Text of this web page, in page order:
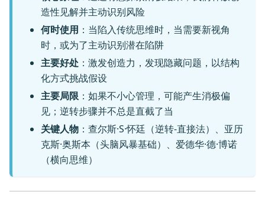
造性见解并主动识别风险
何时使用 ：当陷入传统思维时，当需要新视角
时，或为了主动识别潜在陷阱
主要好处 ：激发创造力，发现隐藏问题，以结构
化方式挑战假设
主要局限 ：如果不小心管理，可能产生消极偏
见；逆转步骤并不总是直截了当
关键人物 ：查尔斯·S·怀廷（逆转-直接法）、亚历
克斯·奥斯本（头脑风暴基础）、爱德华·德·博诺
（横向思维）